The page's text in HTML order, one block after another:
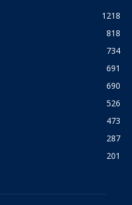
1218
818
734
691
690
526
473
287
201